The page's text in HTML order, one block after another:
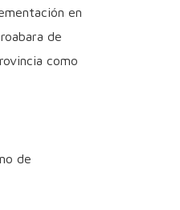
en
de
como
de